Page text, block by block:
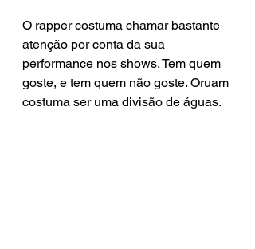
O rapper costuma chamar bastante
atenção por conta da sua
performance nos shows. Tem quem
goste, e tem quem não goste. Oruam
costuma ser uma divisão de águas.